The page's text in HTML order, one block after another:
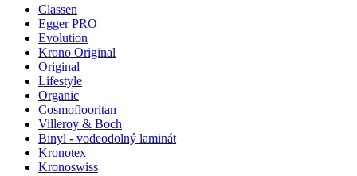
Classen
Egger PRO
Evolution
Krono Original
Original
Lifestyle
Organic
Cosmoflooritan
Villeroy & Boch
Binyl - vodeodolný laminát
Kronotex
Kronoswiss